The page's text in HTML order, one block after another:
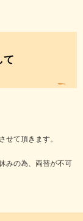
て
せて頂きます。
みの為、両替が不可